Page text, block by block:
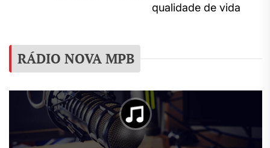
qualidade de vida
RÁDIO NOVA MPB